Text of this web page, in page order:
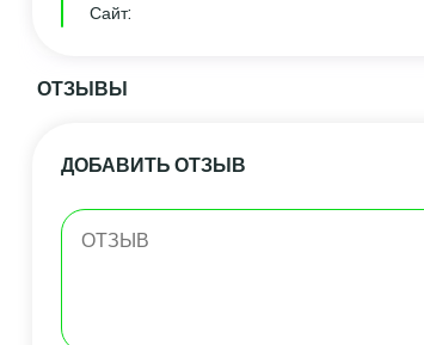
Сайт:
ОТЗЫВЫ
ДОБАВИТЬ ОТЗЫВ